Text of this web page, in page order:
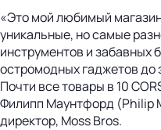
«Это мой любимый
уникальные, но самые
инструментов и забавных
остромодных гаджетов
Почти все товары в 10
Филипп Маунтфорд (Philip
директор, Moss Bros.